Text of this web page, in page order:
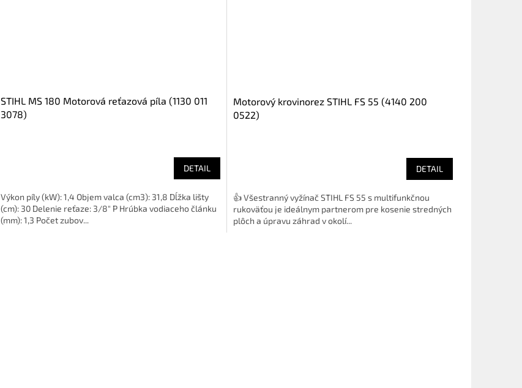
STIHL MS 180 Motorová reťazová píla (1130 011
3078)
DETAIL
Výkon píly (kW): 1,4 Objem valca (cm3): 31,8 Dĺžka lišty
(cm): 30 Delenie reťaze: 3/8" P Hrúbka vodiaceho článku
(mm): 1,3 Počet zubov...
Motorový krovinorez STIHL FS 55 (4140 200
0522)
DETAIL
👍 Všestranný vyžínač STIHL FS 55 s multifunkčnou
rukoväťou je ideálnym partnerom pre kosenie stredných
plôch a úpravu záhrad v okolí...